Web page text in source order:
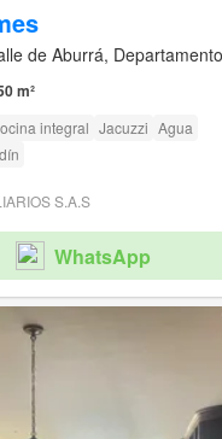
de Aburrá,
m²
integral Jacuzzi Agua
S.A.S
WhatsApp